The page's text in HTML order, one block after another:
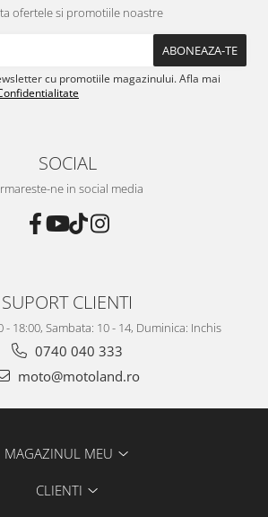
ofertele si promotiile noastre
cu promotiile magazinului. Afla mai
SOCIAL
ne in social media
SUPORT CLIENTI
- 18:00, Sambata: 10 - 14, Duminica: Inchis
0740 040 333
moto@motoland.ro
MAGAZINUL MEU
CLIENTI